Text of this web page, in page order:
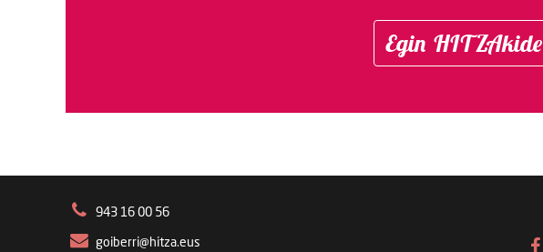
Egin HITZAkide
943 16 00 56
goiberri@hitza.eus